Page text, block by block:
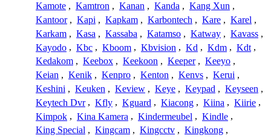
Kamote , Kamtron , Kanan , Kanda , Kang Xun ,
Kantoor , Kapi , Kapkam , Karbontech , Kare , Karel ,
Karkam , Kasa , Kassaba , Katamso , Katway , Kavass ,
Kayodo , Kbc , Kboom , Kbvision , Kd , Kdm , Kdt ,
Kedakom , Keebox , Keekoon , Keeper , Keeyo ,
Keian , Kenik , Kenpro , Kenton , Kenvs , Kerui ,
Keshini , Keuken , Keview , Keye , Keypad , Keyseen ,
Keytech Dvr , Kfly , Kguard , Kiacong , Kiina , Kiirie ,
Kimpok , Kina Kamera , Kindermeubel , Kindle ,
King Special , Kingcam , Kingcctv , Kingkong ,